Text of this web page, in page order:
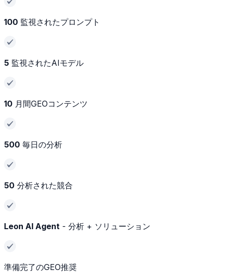
100 監視されたプロンプト
5 監視されたAIモデル
10 月間GEOコンテンツ
500 毎日の分析
50 分析された競合
Leon AI Agent - 分析 + ソリューション
準備完了のGEO推奨